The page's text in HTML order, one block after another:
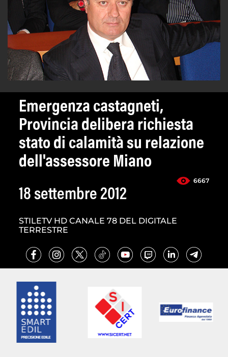
Emergenza castagneti,
Provincia delibera richiesta
stato di calamità su relazione
dell'assessore Miano
6667
18 settembre 2012
STILETV HD CANALE 78 DEL DIGITALE
TERRESTRE